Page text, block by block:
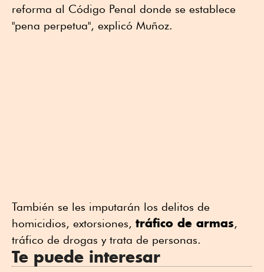
reforma al Código Penal donde se establece
"pena perpetua", explicó Muñoz.
También se les imputarán los delitos de
homicidios, extorsiones, tráfico de armas,
tráfico de drogas y trata de personas.
Te puede interesar